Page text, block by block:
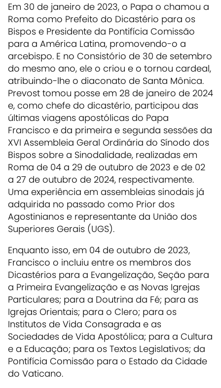
Em 30 de janeiro de 2023, o Papa o chamou a
Roma como Prefeito do Dicastério para os
Bispos e Presidente da Pontifícia Comissão
para a América Latina, promovendo-o a
arcebispo. E no Consistório de 30 de setembro
do mesmo ano, ele o criou e o tornou cardeal,
atribuindo-lhe o diaconato de Santa Mônica.
Prevost tomou posse em 28 de janeiro de 2024
e, como chefe do dicastério, participou das
últimas viagens apostólicas do Papa
Francisco e da primeira e segunda sessões da
XVI Assembleia Geral Ordinária do Sínodo dos
Bispos sobre a Sinodalidade, realizadas em
Roma de 04 a 29 de outubro de 2023 e de 02
a 27 de outubro de 2024, respectivamente.
Uma experiência em assembleias sinodais já
adquirida no passado como Prior dos
Agostinianos e representante da União dos
Superiores Gerais (UGS).
Enquanto isso, em 04 de outubro de 2023,
Francisco o incluiu entre os membros dos
Dicastérios para a Evangelização, Seção para
a Primeira Evangelização e as Novas Igrejas
Particulares; para a Doutrina da Fé; para as
Igrejas Orientais; para o Clero; para os
Institutos de Vida Consagrada e as
Sociedades de Vida Apostólica; para a Cultura
e a Educação; para os Textos Legislativos; da
Pontifícia Comissão para o Estado da Cidade
do Vaticano.